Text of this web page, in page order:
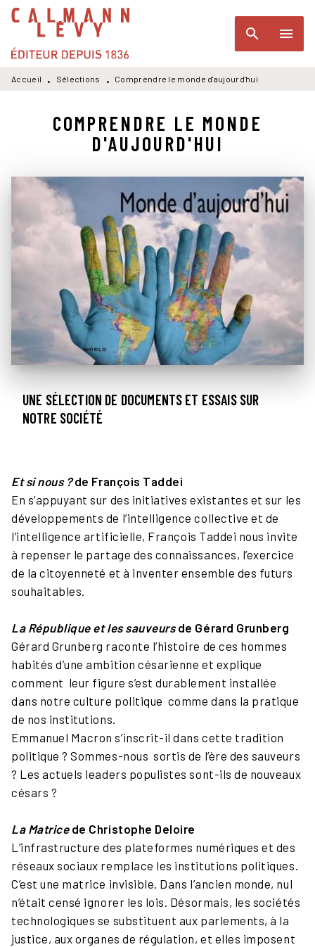
MENU RECHERCHE
PIED DE PAGE
search menu
Accueil • Sélections • Comprendre le monde d'aujourd'hui
COMPRENDRE LE MONDE
D'AUJOURD'HUI
UNE SÉLECTION DE DOCUMENTS ET ESSAIS SUR
NOTRE SOCIÉTÉ
Et si nous ?de François Taddei
En s’appuyant sur des initiatives existantes et sur les
développements de l’intelligence collective et de
l’intelligence artificielle, François Taddei nous invite
à repenser le partage des connaissances, l’exercice
de la citoyenneté et à inventer ensemble des futurs
souhaitables.
La République et les sauveursde Gérard Grunberg
Gérard Grunberg raconte l’histoire de ces hommes
habités d’une ambition césarienne et explique
comment leur figure s’est durablement installée
dans notre culture politique comme dans la pratique
de nos institutions.
Emmanuel Macron s’inscrit-il dans cette tradition
politique ? Sommes-nous sortis de l’ère des sauveurs
? Les actuels leaders populistes sont-ils de nouveaux
césars ?
La Matrice de Christophe Deloire
L’infrastructure des plateformes numériques et des
réseaux sociaux remplace les institutions politiques.
C’est une matrice invisible. Dans l’ancien monde, nul
n’était censé ignorer les lois. Désormais, les sociétés
technologiques se substituent aux parlements, à la
justice, aux organes de régulation, et elles imposent